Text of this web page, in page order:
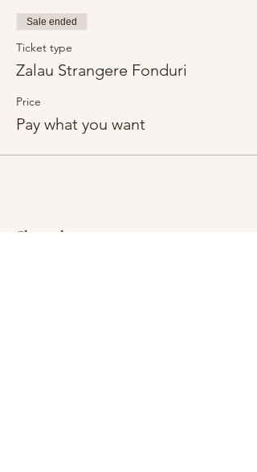
Sale ended
Ticket type
Zalau Strangere Fonduri
Price
Pay what you want
Share this event